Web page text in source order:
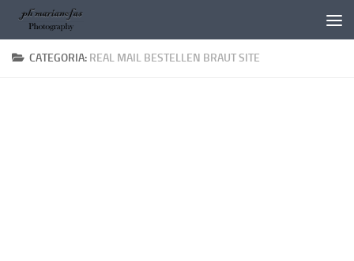
Salta al contenuto
CATEGORIA: REAL MAIL BESTELLEN BRAUT SITE